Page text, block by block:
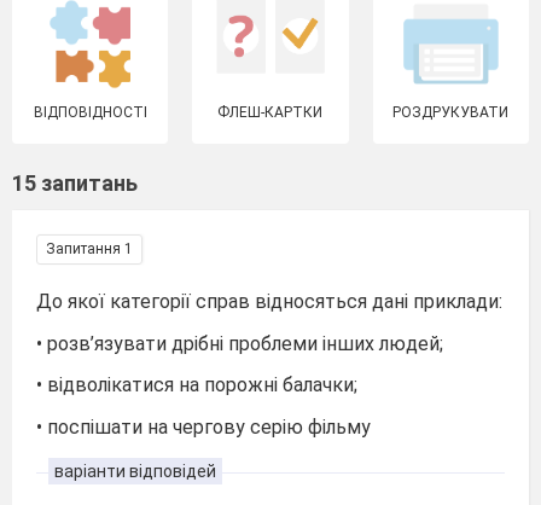
ВІДПОВІДНОСТІ ФЛЕШ-КАРТКИ РОЗДРУКУВАТИ
15 запитань
Запитання 1
До якої категорії справ відносяться дані приклади:
• розв’язувати дрібні проблеми інших людей;
• відволікатися на порожні балачки;
• поспішати на чергову серію фільму
варіанти відповідей